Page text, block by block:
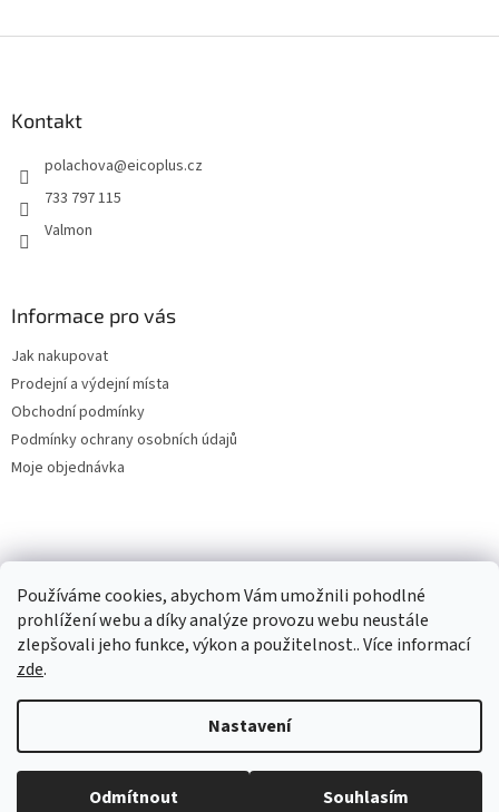
Používáme cookies, abychom Vám umožnili pohodlné
prohlížení webu a díky analýze provozu webu neustále
zlepšovali jeho funkce, výkon a použitelnost.. Více informací
zde.
Nastavení
Odmítnout Souhlasím
Kontakt
polachova@eicoplus.cz
733 797 115
Valmon
Informace pro vás
Jak nakupovat
Prodejní a výdejní místa
Obchodní podmínky
Podmínky ochrany osobních údajů
Moje objednávka
Copyright 2026Eico Plus. Všechna práva vyhrazena.Upravit